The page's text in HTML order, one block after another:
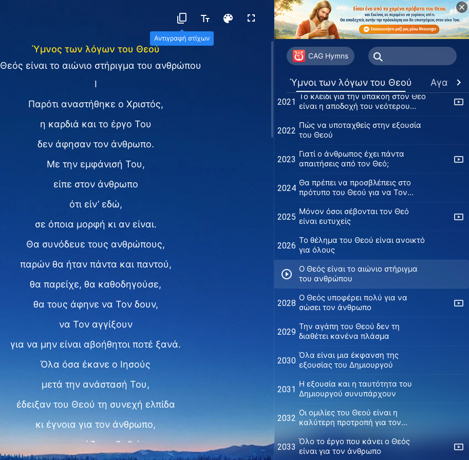
Αντιγραφή στίχων
Ύμνος των λόγων του Θεού
είναι το αιώνιο στήριγμα του ανθρώπου
I
Παρότι αναστήθηκε ο Χριστός,
η καρδιά και το έργο Του
δεν άφησαν τον άνθρωπο.
Με την εμφάνισή Του,
είπε στον άνθρωπο
ότι είν’ εδώ,
σε όποια μορφή κι αν είναι.
Θα συνόδευε τους ανθρώπους,
παρών θα ήταν πάντα και παντού,
θα παρείχε, θα καθοδηγούσε,
θα τους άφηνε να Τον δουν,
να Τον αγγίξουν
για να μην είναι αβοήθητοι ποτέ ξανά.
Όλα όσα έκανε ο Ιησούς
μετά την ανάστασή Του,
έδειξαν του Θεού τη συνεχή ελπίδα
κι έγνοια για τον άνθρωπο,
πως νοιάζεται βαθιά
CAG Hymns
Ύμνοι των λόγων του Θεού
2018
Διάβαζε τα λόγια του Θεού
ανάλογα με τις καταστάσεις σου
Όσοι δεν κάνουν πράξη τον λόγο
του Θεού θα εξαλειφθούν
Ο Θεός προ πολλού προετοίμασε
τα πάντα για την ανθρωπότητα
2021
Το κλειδί για την υπακοή στον Θεό
είναι η αποδοχή του νεότερου
2022
Πώς να υποταχθείς στην εξουσία
του Θεού
2023
Γιατί ο άνθρωπος έχει πάντα
απαιτήσεις από τον Θεό;
2024
Θα πρέπει να προσβλέπεις στο
πρότυπο του Θεού για να Τον
2025
Μόνον όσοι σέβονται τον Θεό
είναι ευτυχείς
2026
Το θέλημα του Θεού είναι ανοικτό
για όλους
Ο Θεός είναι το αιώνιο στήριγμα
του ανθρώπου
2028
O Θεός υποφέρει πολύ για να
σώσει τον άνθρωπο
2029
Την αγάπη του Θεού δεν τη
διαθέτει κανένα πλάσμα
2030
Όλα είναι μια έκφανση της
εξουσίας του Δημιουργού
2031
Η εξουσία και η ταυτότητα του
Δημιουργού συνυπάρχουν
2032
Οι ομιλίες του Θεού είναι η
καλύτερη προτροπή για τον
2033
Όλο το έργο που κάνει ο Θεός
είναι για τον άνθρωπο